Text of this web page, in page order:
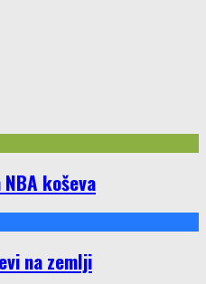
koševa
na zemlji